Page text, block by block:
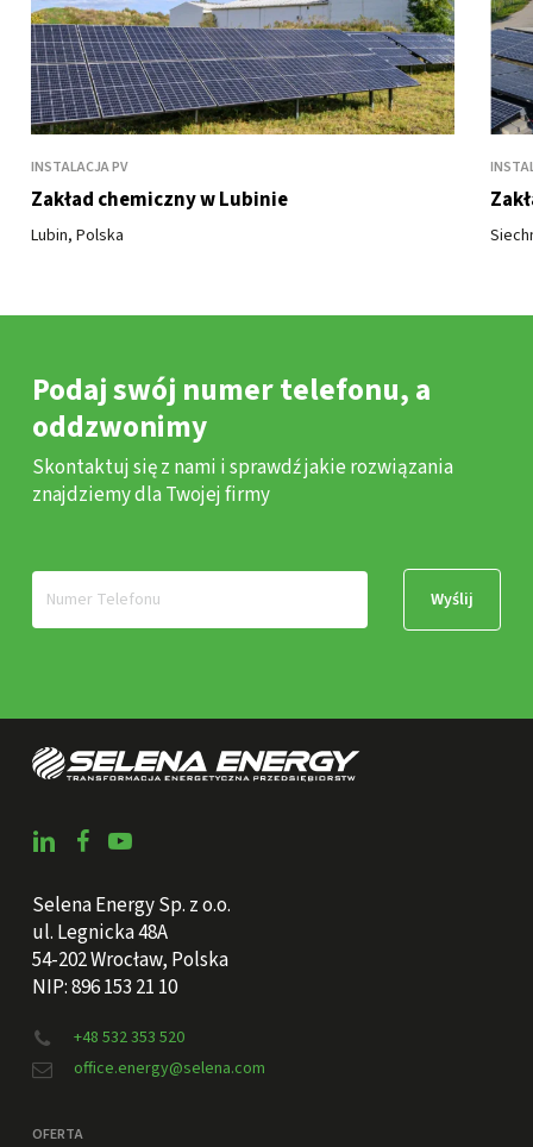
INSTALACJA PV
Zakład chemiczny w Lubinie
Lubin, Polska
Podaj swój numer telefonu, a
oddzwonimy
Skontaktuj się z nami i sprawdź jakie rozwiązania
znajdziemy dla Twojej firmy
Selena Energy Sp. z o.o.
ul. Legnicka 48A
54-202 Wrocław, Polska
NIP: 896 153 21 10
+48 532 353 520
office.energy@selena.com
OFERTA